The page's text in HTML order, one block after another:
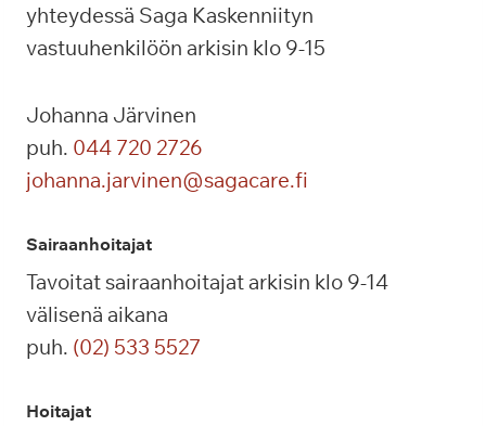
yhteydessä Saga Kaskenniityn
vastuuhenkilöön arkisin klo 9-15
Johanna Järvinen
puh. 044 720 2726
johanna.jarvinen@sagacare.fi
Sairaanhoitajat
Tavoitat sairaanhoitajat arkisin klo 9-14
välisenä aikana
puh. (02) 533 5527
Hoitajat